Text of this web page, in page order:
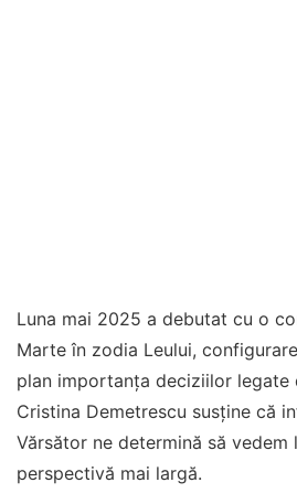
Luna mai 2025 a debutat cu o
Marte în zodia Leului,
plan importanța deciziilor legate
Cristina Demetrescu susține că
Vărsător ne determină să vedem
perspectivă mai largă.